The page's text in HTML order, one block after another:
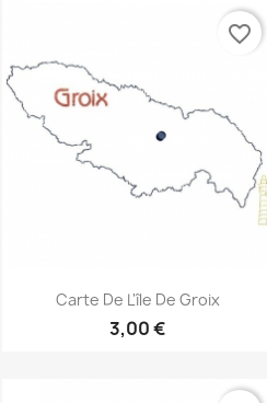
Aperçu rapide
Carte De L'île De Groix
3,00 €
favorite_border